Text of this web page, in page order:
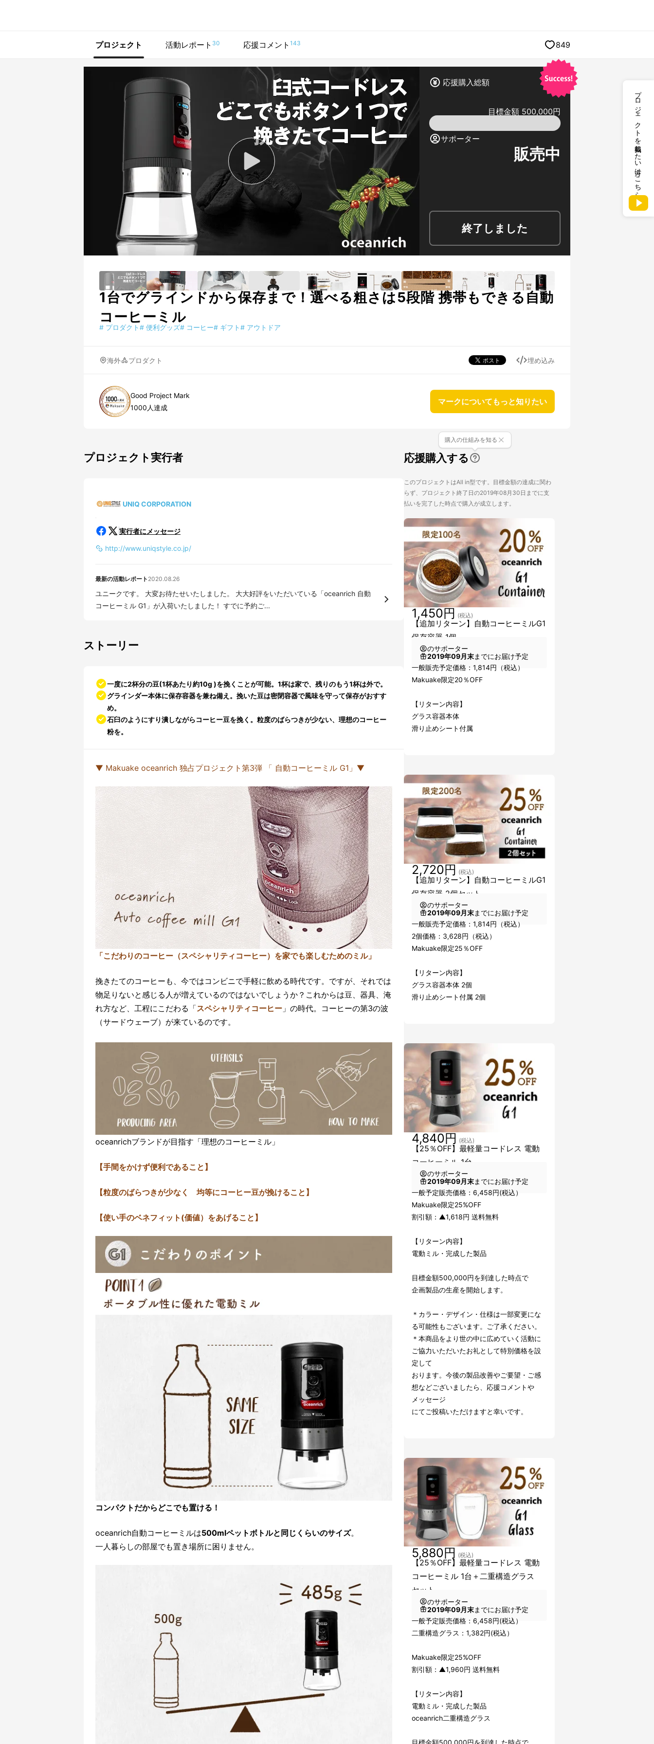
プロジェクトを掲載したい方はこちら
プロジェクト 活動レポート 30 応援コメント 143 849
応援購入総額
目標金額 500,000円
サポーター
販売中
終了しました
1台でグラインドから保存まで！選べる粗さは5段階 携帯もできる自動
コーヒーミル
# プロダクト# 便利グッズ# コーヒー# ギフト# アウトドア
海外 プロダクト 埋め込み
Good Project Mark
1000人達成
マークについてもっと知りたい
プロジェクト実行者
UNIQ CORPORATION
実行者にメッセージ
http://www.uniqstyle.co.jp/
最新の活動レポート 2020.08.26
ユニークです。 大変お待たせいたしました。 大大好評をいただいている「oceanrich 自動
コーヒーミル G1」が入荷いたしました！ すでに予約ご...
ストーリー
一度に2杯分の豆(1杯あたり約10g )を挽くことが可能。1杯は家で、残りのもう1杯は外で。
グラインダー本体に保存容器を兼ね備え。挽いた豆は密閉容器で風味を守って保存がおすす
め。
石臼のようにすり潰しながらコーヒー豆を挽く。粒度のばらつきが少ない、理想のコーヒー
粉を。
▼ Makuake oceanrich 独占プロジェクト第3弾 「 自動コーヒーミル G1」▼
「こだわりのコーヒー（スペシャリティコーヒー）を家でも楽しむためのミル」
挽きたてのコーヒーも、今ではコンビニで手軽に飲める時代です。ですが、それでは
物足りないと感じる人が増えているのではないでしょうか？これからは豆、器具、淹
れ方など、工程にこだわる「スペシャリティコーヒー 」の時代。コーヒーの第3の波
（サードウェーブ）が来ているのです。
oceanrichブランドが目指す「理想のコーヒーミル」
【手間をかけず便利であること】
【粒度のばらつきが少なく 均等にコーヒー豆が挽けること】
【使い手のベネフィット(価値）をあげること】
コンパクトだからどこでも置ける！
oceanrich自動コーヒーミルは500mlペットボトルと同じくらいのサイズ。
一人暮らしの部屋でも置き場所に困りません。
応援購入する
購入の仕組みを知る
このプロジェクトはAll in型です。目標金額の達成に関わ
らず、プロジェクト終了日の2019年08月30日までに支
払いを完了した時点で購入が成立します。
【追加リターン】自動コーヒーミルG1
保存容器 1個
1,450円 (税込)
のサポーター
2019年09月末までにお届け予定
一般販売予定価格：1,814円（税込）
Makuake限定20％OFF
【リターン内容】
グラス容器本体
滑り止めシート付属
【追加リターン】自動コーヒーミルG1
保存容器 2個セット
2,720円 (税込)
のサポーター
2019年09月末までにお届け予定
一般販売予定価格：1,814円（税込）
2個価格：3,628円（税込）
Makuake限定25％OFF
【リターン内容】
グラス容器本体 2個
滑り止めシート付属 2個
【25％OFF】最軽量コードレス 電動
コーヒーミル 1台
4,840円 (税込)
のサポーター
2019年09月末までにお届け予定
一般予定販売価格：6,458円(税込）
Makuake限定25%OFF
割引額：▲1,618円 送料無料
【リターン内容】
電動ミル・完成した製品
目標金額500,000円を到達した時点で
企画製品の生産を開始します。
＊カラー・デザイン・仕様は一部変更にな
る可能性もございます。ご了承ください。
＊本商品をより世の中に広めていく活動に
ご協力いただいたお礼として特別価格を設
定して
おります。今後の製品改善やご要望・ご感
想などございましたら、応援コメントや
メッセージ
にてご投稿いただけますと幸いです。
【25％OFF】最軽量コードレス 電動
コーヒーミル 1台＋二重構造グラス
セット
5,880円 (税込)
のサポーター
2019年09月末までにお届け予定
一般予定販売価格：6,458円(税込）
二重構造グラス：1,382円(税込）
Makuake限定25%OFF
割引額：▲1,960円 送料無料
【リターン内容】
電動ミル・完成した製品
oceanrich二重構造グラス
目標金額500,000円を到達した時点で